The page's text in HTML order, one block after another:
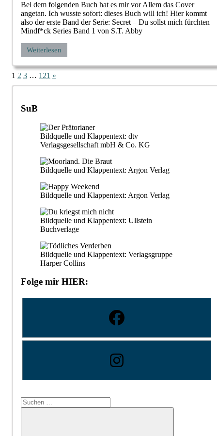
Bei dem folgenden Buch hat es mir vor Allem das Cover
angetan. Ich wusste sofort: dieses Buch will ich! Hier kommt
also der erste Band der Serie: Secret – Du sollst mich fürchten
Mindf*ck Series Band 1 von S.T. Abby
Weiterlesen
Seitennummerierung
der
Beiträge
1 2 3 … 121 Nächste
Beiträge
»
SuB
Bildquelle und Klappentext: dtv
Verlagsgesellschaft mbH & Co. KG
Bildquelle und Klappentext: Argon Verlag
Bildquelle und Klappentext: Argon Verlag
Bildquelle und Klappentext: Ullstein
Buchverlage
Bildquelle und Klappentext: Verlagsgruppe
Harper Collins
Folge mir HIER:
Suchen
nach: